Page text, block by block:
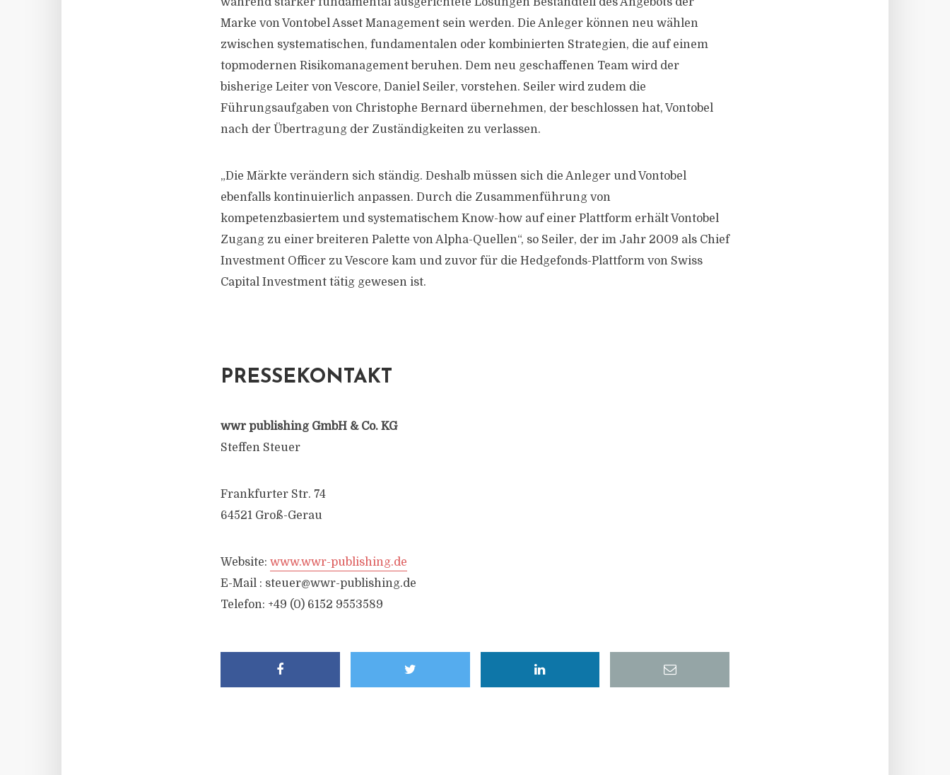
Marke von Vontobel Asset Management sein werden. Die Anleger können neu wählen
zwischen systematischen, fundamentalen oder kombinierten Strategien, die auf einem
topmodernen Risikomanagement beruhen. Dem neu geschaffenen Team wird der
bisherige Leiter von Vescore, Daniel Seiler, vorstehen. Seiler wird zudem die
Führungsaufgaben von Christophe Bernard übernehmen, der beschlossen hat, Vontobel
nach der Übertragung der Zuständigkeiten zu verlassen.
„Die Märkte verändern sich ständig. Deshalb müssen sich die Anleger und Vontobel
ebenfalls kontinuierlich anpassen. Durch die Zusammenführung von
kompetenzbasiertem und systematischem Know-how auf einer Plattform erhält Vontobel
Zugang zu einer breiteren Palette von Alpha-Quellen“, so Seiler, der im Jahr 2009 als Chief
Investment Officer zu Vescore kam und zuvor für die Hedgefonds-Plattform von Swiss
Capital Investment tätig gewesen ist.
PRESSEKONTAKT
wwr publishing GmbH & Co. KG
Steffen Steuer
Frankfurter Str. 74
64521 Groß-Gerau
Website: www.wwr-publishing.de
E-Mail : steuer@wwr-publishing.de
Telefon: +49 (0) 6152 9553589